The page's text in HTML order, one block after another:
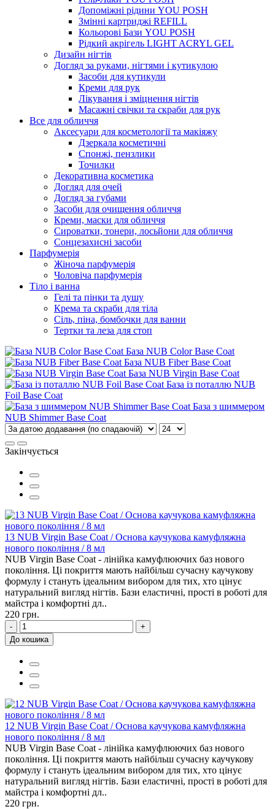
Допоміжні рідини YOU POSH
Змінні картриджі REFILL
Кольорові Бази YOU POSH
Рідкий акрігель LIGHT ACRYL GEL
Дизайн нігтів
Догляд за руками, нігтями і кутикулою
Засоби для кутикули
Креми для рук
Лікування і зміцнення нігтів
Масажні свічки та скраби для рук
Все для обличчя
Аксесуари для косметології та макіяжу
Дзеркала косметичні
Спонжі, пензлики
Точилки
Декоративна косметика
Догляд для очей
Догляд за губами
Засоби для очищення обличчя
Креми, маски для обличчя
Сироватки, тонери, лосьйони для обличчя
Сонцезахисні засоби
Парфумерія
Жіноча парфумерія
Чоловіча парфумерія
Тіло і ванна
Гелі та пінки та душу
Крема та скраби для тіла
Сіль, піна, бомбочки для ванни
Тертки та леза для стоп
База NUB Color Base Coat
База NUB Fiber Base Coat
База NUB Virgin Base Coat
База із поталлю NUB
Foil Base Coat
База з шиммером
NUB Shimmer Base Coat
Закінчується
13 NUB Virgin Base Coat / Основа каучукова камуфляжна
нового покоління / 8 мл
NUB Virgin Base Coat - лінійка камуфлюючих баз нового
покоління. Ці покриття мають найбільш сучасну каучукову
формулу і стануть ідеальним вибором для тих, хто цінує
натуральний вигляд нігтів. Бази еластичні, прості в роботі для
майстра і комфортні дл..
220 грн.
-
+
До кошика
12 NUB Virgin Base Coat / Основа каучукова камуфляжна
нового покоління / 8 мл
NUB Virgin Base Coat - лінійка камуфлюючих баз нового
покоління. Ці покриття мають найбільш сучасну каучукову
формулу і стануть ідеальним вибором для тих, хто цінує
натуральний вигляд нігтів. Бази еластичні, прості в роботі для
майстра і комфортні дл..
220 грн.